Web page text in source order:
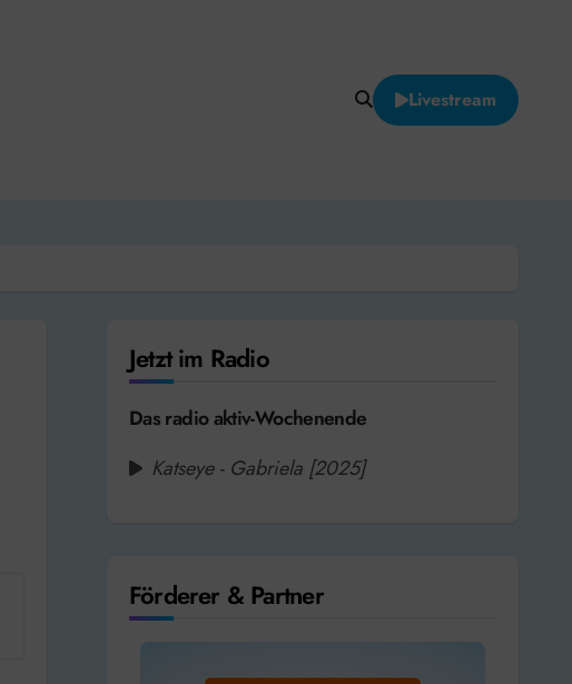
Livestream
Jetzt im Radio
Das radio aktiv-Wochenende
Katseye - Gabriela [2025]
Förderer & Partner